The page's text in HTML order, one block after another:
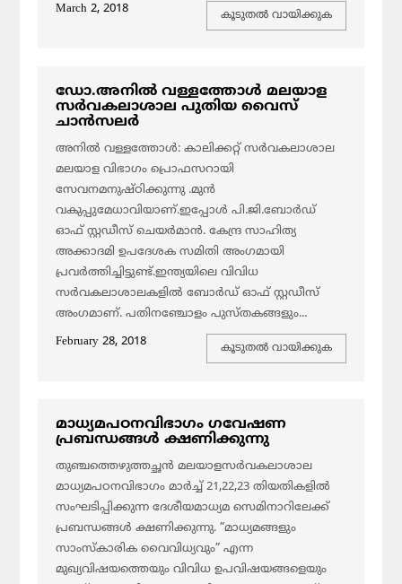
March 2, 2018
കൂടുതല്‍ വായിക്കുക
ഡോ.അനിൽ വള്ളത്തോൾ മലയാള
സർവകലാശാല പുതിയ വൈസ്
ചാൻസലർ
അനിൽ വള്ളത്തോൾ: കാലിക്കറ്റ് സർവകലാശാല
മലയാള വിഭാഗം പ്രൊഫസറായി
സേവനമനുഷ്ഠിക്കുന്നു .മുൻ
വകുപ്പുമേധാവിയാണ്.ഇപ്പോൾ പി.ജി.ബോർഡ്
ഓഫ് സ്റ്റഡീസ് ചെയർമാൻ. കേന്ദ്ര സാഹിത്യ
അക്കാദമി ഉപദേശക സമിതി അംഗമായി
പ്രവർത്തിച്ചിട്ടുണ്ട്.ഇന്ത്യയിലെ വിവിധ
സർവകലാശാലകളിൽ ബോർഡ് ഓഫ് സ്റ്റഡീസ്
അംഗമാണ്‌. പതിനഞ്ചോളം പുസ്തകങ്ങളും...
February 28, 2018
കൂടുതല്‍ വായിക്കുക
മാധ്യമപഠനവിഭാഗം ഗവേഷണ
പ്രബന്ധങ്ങള്‍ ക്ഷണിക്കുന്നു
തുഞ്ചത്തെഴുത്തച്ഛന്‍ മലയാളസര്‍വകലാശാല
മാധ്യമപഠനവിഭാഗം മാര്‍ച്ച് 21,22,23 തിയതികളില്‍
സംഘടിപ്പിക്കുന്ന ദേശീയമാധ്യമ സെമിനാറിലേക്ക്
പ്രബന്ധങ്ങള്‍ ക്ഷണിക്കുന്നു. ”മാധ്യമങ്ങളും
സാംസ്‌കാരിക വൈവിധ്യവും” എന്ന
മുഖ്യവിഷയത്തെയും വിവിധ ഉപവിഷയങ്ങളെയും